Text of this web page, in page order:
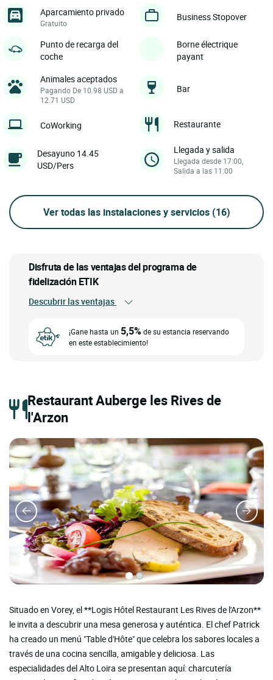
Aparcamiento privado
Gratuito
Business Stopover
Punto de recarga del
coche
Borne électrique
payant
Animales aceptados
Pagando De 10.98 USD a
12.71 USD
Bar
CoWorking Restaurante
Desayuno 14.45
USD/Pers
Llegada y salida
Llegada desde 17:00,
Salida a las 11:00
Ver todas las instalaciones y servicios (16)
Disfruta de las ventajas del programa de
fidelización ETIK
Descubrir las ventajas
¡Gane hasta un 5,5%de su estancia reservando
en este establecimiento!
Restaurant Auberge les Rives de
l'Arzon
Situado en Vorey, el **Logis Hôtel Restaurant Les Rives de l'Arzon**
le invita a descubrir una mesa generosa y auténtica. El chef Patrick
ha creado un menú "Table d'Hôte" que celebra los sabores locales a
través de una cocina sencilla, amigable y deliciosa. Las
especialidades del Alto Loira se presentan aquí: charcutería